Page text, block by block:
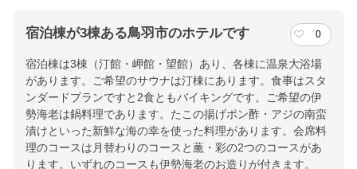
宿泊棟が3棟ある鳥羽市のホテルです 0
宿泊棟は3棟（汀館・岬館・望館）あり、各棟に温泉大浴場
があります。ご希望のサウナは汀棟にあります。食事はスタ
ンダードプランですと2食ともバイキングです。ご希望の伊
勢海老は鍋料理であります。たこの揚げポン酢・アジの南蛮
漬けといった新鮮な海の幸を使った料理があります。会席料
理のコースは月替わりのコースと薫・彩の2つのコースがあ
ります。いずれのコースも伊勢海老のお造りが付きます。